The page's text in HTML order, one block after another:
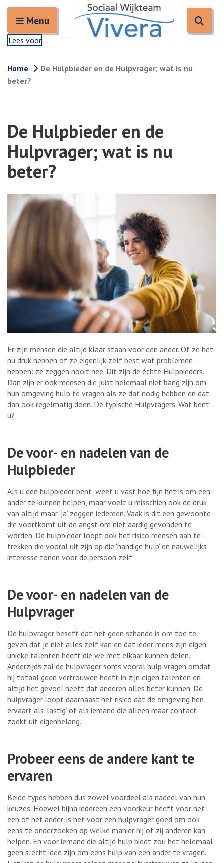
Open en sluit het
Menu
Lees voor
Home
De Hulpbieder en de Hulpvrager; wat is nu
beter?
De Hulpbieder en de
Hulpvrager; wat is nu
beter?
Er zijn mensen die altijd klaar staan voor een ander. Of ze het
nu druk hebben of ze eigenlijk zelf best wat problemen
hebben: ze zeggen nooit nee. Dit zijn de échte Hulpbieders.
Dan zijn er ook mensen die juist helemaal niet bang zijn om
hun omgeving hulp te vragen als ze dat nodig hebben en dat
dan ook regelmatig doen. De typische Hulpvragers. Wat bent
u?
De voor- en nadelen van de
Hulpbieder
Als u een hulpbieder bent, weet u vast hoe fijn het is om een
ander te kunnen helpen, maar voelt u misschien ook de druk
van altijd maar ‘ja’ zeggen iedereen. Vaak is dit een gewoonte
die voortkomt uit de angst om niet aardig gevonden te
worden. De hulpbieder loopt ook het risico mensen aan te
trekken die vooral uit zijn op die ‘handige hulp’ en nauwelijks
interesse tonen voor de persoon zelf.
De voor- en nadelen van de
Hulpvrager
De hulpvrager beseft dat het geen schande is om toe te
geven dat je niet alles zelf kan en dat ieder mens zijn eigen
unieke talenten heeft die we met elkaar kunnen delen.
Anderzijds zal de hulpvrager soms vooral hulp vragen omdat
hij totaal geen vertrouwen heeft in zijn eigen talenten en
altijd het gevoel heeft dat anderen alles beter kunnen. De
hulpvrager loopt daarnaast het risico dat de omgeving hen
ervaart als ‘lastig’ of als iemand die alleen maar contact
zoekt uit eigenbelang.
Probeer eens de andere kant te
ervaren
Beide types hebben dus zowel voordeel als nadeel van hun
keuzes. Hoewel bijna iedereen een voorkeur heeft voor het
een of het ander, is het voor een hulpvrager goed om ook
eens te onderzoeken op welke manier hij of zij anderen kan
helpen. En voor iemand die altijd hulp biedt zou het helemaal
geen slecht idee zijn om eens hulp van een ander te vragen.